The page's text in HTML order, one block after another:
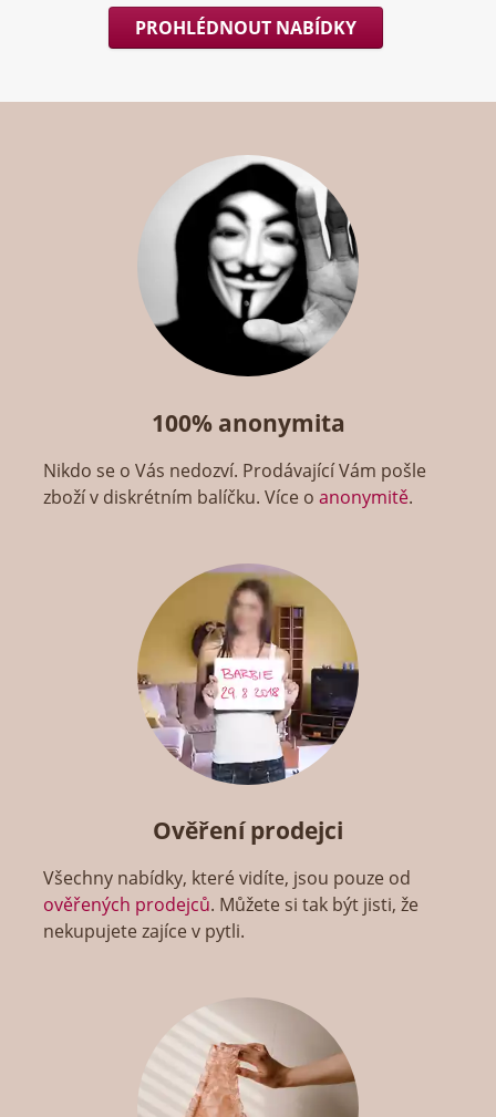
PROHLÉDNOUT NABÍDKY
100% anonymita
Nikdo se o Vás nedozví. Prodávající Vám pošle
zboží v diskrétním balíčku. Více oanonymitě.
Ověření prodejci
Všechny nabídky, které vidíte, jsou pouze od
ověřených prodejců. Můžete si tak být jisti, že
nekupujete zajíce v pytli.